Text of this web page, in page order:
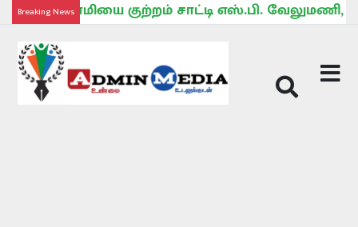
Breaking Newsகுற்றம் சாட்டி எஸ்.பி. வேலுமணி, நத்தம்